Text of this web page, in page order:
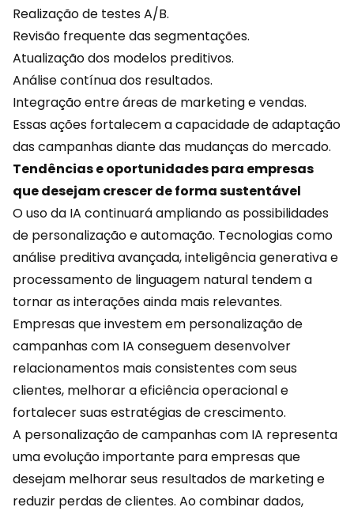
Realização de testes A/B.
Revisão frequente das segmentações.
Atualização dos modelos preditivos.
Análise contínua dos resultados.
Integração entre áreas de marketing e vendas.
Essas ações fortalecem a capacidade de adaptação
das campanhas diante das mudanças do mercado.
Tendências e oportunidades para empresas
que desejam crescer de forma sustentável
O uso da IA continuará ampliando as possibilidades
de personalização e automação. Tecnologias como
análise preditiva avançada, inteligência generativa e
processamento de linguagem natural tendem a
tornar as interações ainda mais relevantes.
Empresas que investem em personalização de
campanhas com IA conseguem desenvolver
relacionamentos mais consistentes com seus
clientes, melhorar a eficiência operacional e
fortalecer suas estratégias de crescimento.
A personalização de campanhas com IA representa
uma evolução importante para empresas que
desejam melhorar seus resultados de marketinge
reduzir perdas de clientes. Ao combinar dados,